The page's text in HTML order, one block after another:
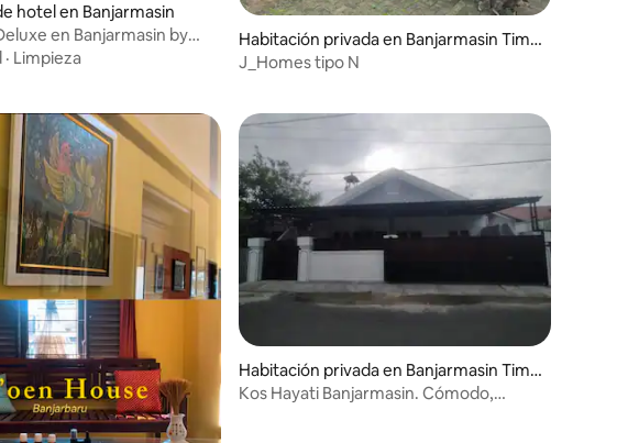
hotel en Banjarmasin
en Banjarmasin by
· Limpieza
Habitación privada en Banjarmasin Timu
r
J_Homes tipo N
Habitación privada en Banjarmasin Timu
r
Kos Hayati Banjarmasin. Cómodo,